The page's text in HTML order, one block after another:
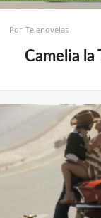
Por Telenovelas
Camelia la